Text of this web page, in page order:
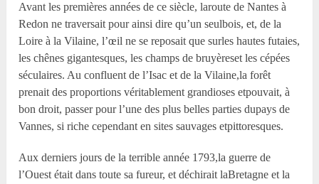
Avant les premières années de ce siècle, laroute de Nantes à
Redon ne traversait pour ainsi dire qu’un seulbois, et, de la
Loire à la Vilaine, l’œil ne se reposait que surles hautes futaies,
les chênes gigantesques, les champs de bruyèreset les cépées
séculaires. Au confluent de l’Isac et de la Vilaine,la forêt
prenait des proportions véritablement grandioses etpouvait, à
bon droit, passer pour l’une des plus belles parties dupays de
Vannes, si riche cependant en sites sauvages etpittoresques.
Aux derniers jours de la terrible année 1793,la guerre de
l’Ouest était dans toute sa fureur, et déchirait laBretagne et la